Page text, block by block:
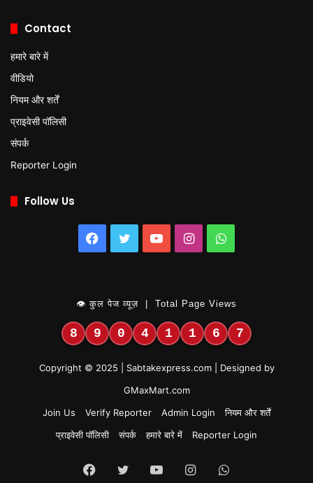
Contact
हमारे बारे में
वीडियो
नियम और शर्तें
प्राइवेसी पॉलिसी
संपर्क
Reporter Login
Follow Us
Facebook
TwitterYouTubeInstagramWhatsApp
👁 कुल पेज व्यूज़ | Total Page Views
8 9 0 4 1 1 6 7
Copyright © 2025 | Sabtakexpress.com | Designed by
GMaxMart.com
Join Us
Verify Reporter Admin Login
नियम और शर्तें
प्राइवेसी पॉलिसी
संपर्क हमारे बारे में Reporter Login
Facebook
TwitterYouTubeInstagramWhatsApp